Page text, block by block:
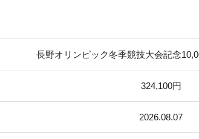
長野オリンピック冬季競技大会記念
324,100円
2026.08.07